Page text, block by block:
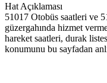
Hat Açıklaması
51017 Otobüs saatleri ve
güzergahında hizmet
hareket saatleri, durak
konumunu bu sayfadan